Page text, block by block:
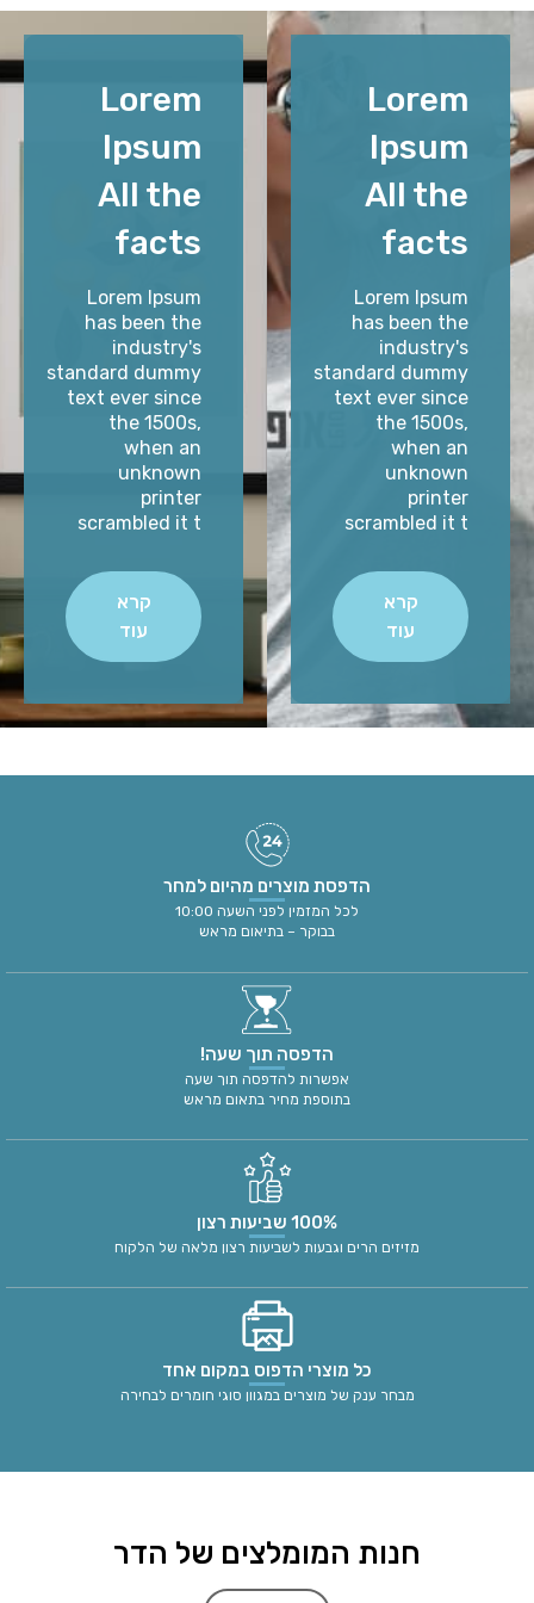
Lorem
Ipsum
All the
facts
Lorem Ipsum
has been the
industry's
standard dummy
text ever since
the 1500s,
when an
unknown
printer
scrambled it t
קרא
עוד
Lorem
Ipsum
All the
facts
Lorem Ipsum
has been the
industry's
standard dummy
text ever since
the 1500s,
when an
unknown
printer
scrambled it t
קרא
עוד
הדפסת מוצרים מהיום למחר
לכל המזמין לפני השעה 10:00
בבוקר – בתיאום מראש
הדפסה תוך שעה!
אפשרות להדפסה תוך שעה
בתוספת מחיר בתאום מראש
100% שביעות רצון
מזיזים הרים וגבעות לשביעות רצון מלאה של הלקוח
כל מוצרי הדפוס במקום אחד
מבחר ענק של מוצרים במגוון סוגי חומרים לבחירה
חנות המומלצים של הדר